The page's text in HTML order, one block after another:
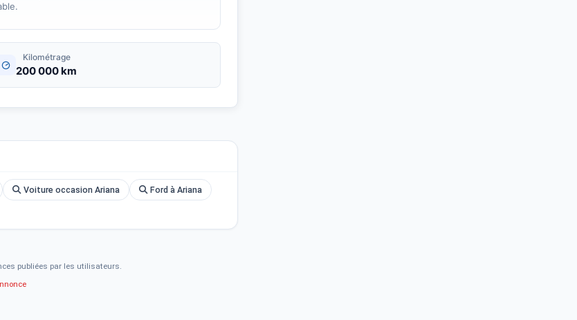
Kilométrage
200 000 km
Voiture occasion Ariana Ford à Ariana
publiées par les utilisateurs.